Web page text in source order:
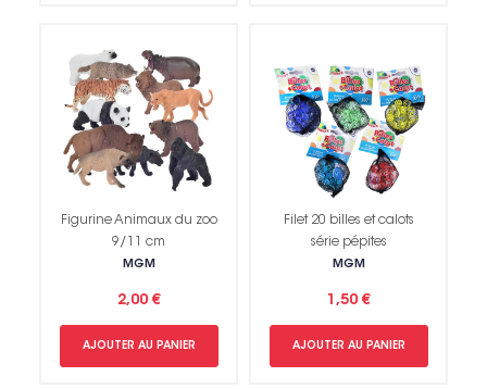
Figurine Animaux du zoo
9/11 cm
MGM
2,00 €
AJOUTER AU PANIER
Filet 20 billes et calots
série pépites
MGM
1,50 €
AJOUTER AU PANIER